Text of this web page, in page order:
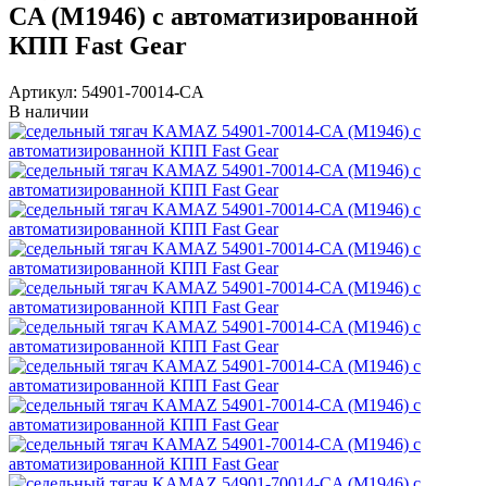
CA (М1946) с автоматизированной
КПП Fast Gear
Артикул: 54901-70014-CA
В наличии